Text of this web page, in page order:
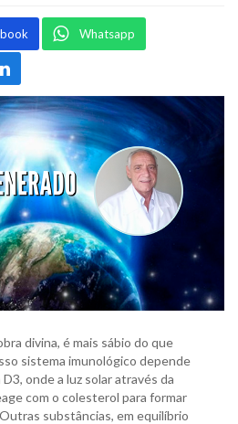
Whatsapp
divina, é mais sábio do que
sistema imunológico depende
onde a luz solar através da
com o colesterol para formar
substâncias, em equilíbrio